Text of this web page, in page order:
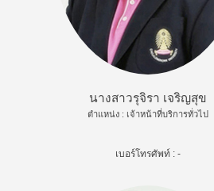
นางสาวรุจิรา เจริญสุข
ตำแหน่ง : เจ้าหน้าที่บริการทั่วไป
เบอร์โทรศัพท์ : -